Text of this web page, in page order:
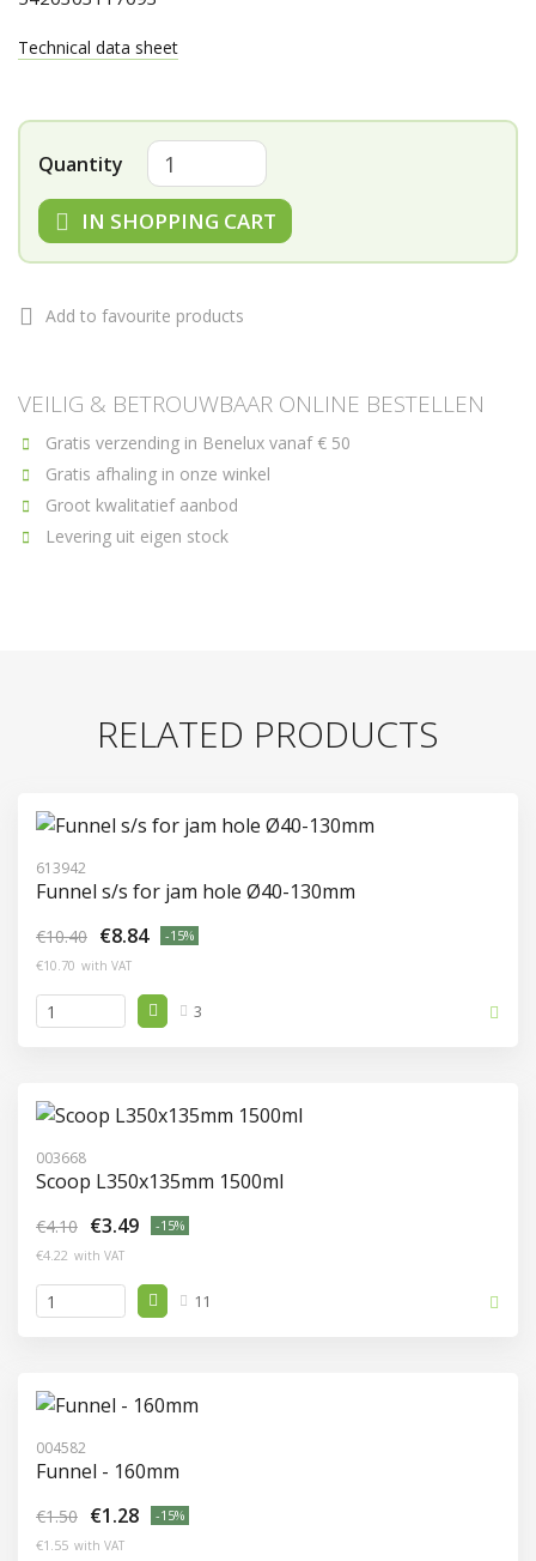
Technical data sheet
Quantity
IN SHOPPING CART
Add to favourite products
VEILIG & BETROUWBAAR ONLINE BESTELLEN
Gratis verzending in Benelux vanaf € 50
Gratis afhaling in onze winkel
Groot kwalitatief aanbod
Levering uit eigen stock
RELATED PRODUCTS
613942
Funnel s/s for jam hole Ø40-130mm
€10.40 €8.84
-15%
€10.70 with VAT
3
003668
Scoop L350x135mm 1500ml
€4.10 €3.49
-15%
€4.22 with VAT
11
004582
Funnel - 160mm
€1.50 €1.28
-15%
€1.55 with VAT